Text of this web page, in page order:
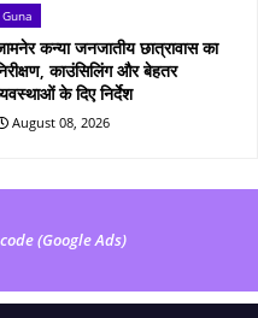
Guna
कन्या जनजातीय छात्रावास का
काउंसिलिंग और बेहतर
के दिए निर्देश
August 08, 2026
(Google Ads)